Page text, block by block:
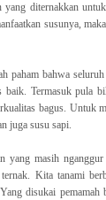
diternakkan
susunya,
paham bahwa
baik. Termasuk pula
bagus. Untuk
juga susu sapi.
yang masih
Kita tanami
disukai pemamah